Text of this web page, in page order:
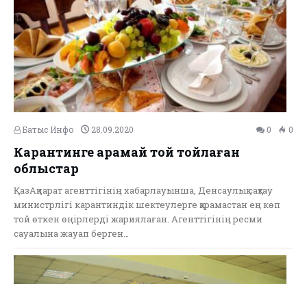
Батыс Инфо 28.09.2020 0 0
Карантинге қарамай той тойлаған
облыстар
ҚазАқпарат агенттігінің хабарлауынша, Денсаулық сақтау
министрлігі карантиндік шектеулерге қарамастан ең көп
той өткен өңірлерді жариялаған. Агенттігінің ресми
сауалына жауап берген…